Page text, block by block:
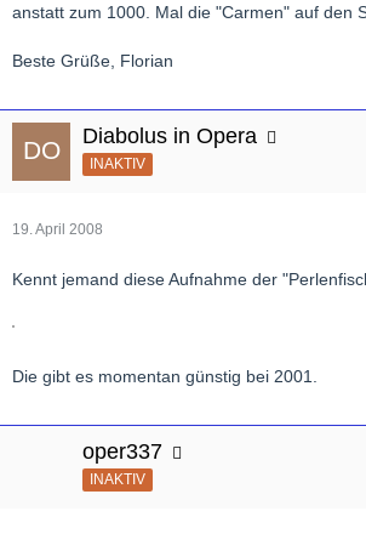
anstatt zum 1000. Mal die "Carmen" auf den
Beste Grüße, Florian
Diabolus in Opera
INAKTIV
19. April 2008
Kennt jemand diese Aufnahme der
Die gibt es momentan günstig bei 2001.
oper337
INAKTIV